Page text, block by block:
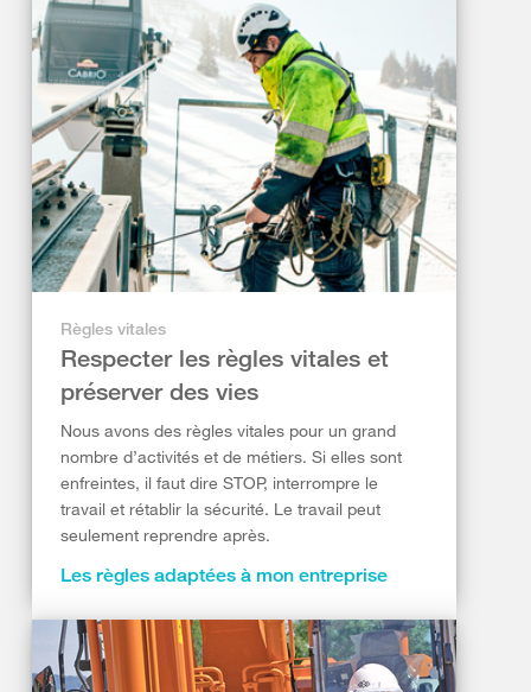
Règles vitales
Respecter les règles vitales et
préserver des vies
Nous avons des règles vitales pour un grand
nombre d’activités et de métiers. Si elles sont
enfreintes, il faut dire STOP, interrompre le
travail et rétablir la sécurité. Le travail peut
seulement reprendre après.
Les règles adaptées à mon entreprise